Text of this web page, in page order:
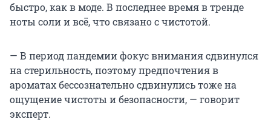
быстро, как в моде. В последнее время в тренде
ноты соли и всё, что связано с чистотой.
— В период пандемии фокус внимания сдвинулся
на стерильность, поэтому предпочтения в
ароматах бессознательно сдвинулись тоже на
ощущение чистоты и безопасности, — говорит
эксперт.